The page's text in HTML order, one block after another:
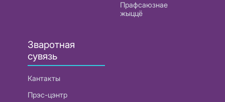
Прафсаюзнае
жыццё
Зваротная
сувязь
Кантакты
Прэс-цэнтр